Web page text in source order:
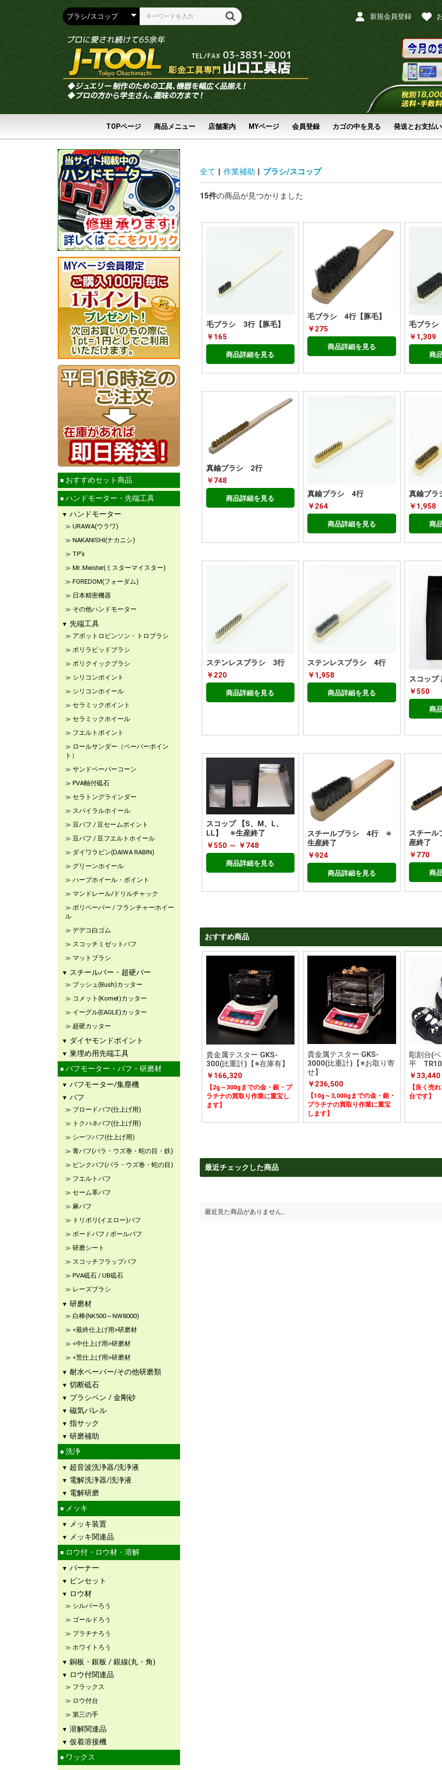
新規会員登録
TOPページ 商品メニュー 店舗案内 MYページ 会員登録 カゴの中を見る 発送とお支払い
おすすめセット商品
ハンドモーター・先端工具
ハンドモーター
URAWA(ウラワ)
NAKANISHI(ナカニシ)
TP's
Mr. Meister(ミスターマイスター)
FOREDOM(フォーダム)
日本精密機器
その他ハンドモーター
先端工具
アボットロビンソン・トロブラシ
ポリラピッドブラシ
ポリクイックブラシ
シリコンポイント
シリコンホイール
セラミックポイント
セラミックホイール
フエルトポイント
ロールサンダー（ペーパーポイン
ト）
サンドペーパーコーン
PVA軸付砥石
セラトングラインダー
スパイラルホイール
豆バフ / 豆セームポイント
豆バフ / 豆フエルトホイール
ダイワラビン(DAIWA RABIN)
グリーンホイール
ハープホイール・ポイント
マンドレール/ドリルチャック
ポリペーパー / フランチャーホイー
ル
デデコ白ゴム
スコッチミゼットバフ
マットブラシ
スチールバー・超硬バー
ブッシュ(Bush)カッター
コメット(Komet)カッター
イーグル(EAGLE)カッター
超硬カッター
ダイヤモンドポイント
巣埋め用先端工具
バフモーター・バフ・研磨材
バフモーター/集塵機
バフ
ブロードバフ(仕上げ用)
トクハネバフ(仕上げ用)
シーツバフ(仕上げ用)
青バフ(バラ・ウズ巻・蛇の目・鉄)
ピンクバフ(バラ・ウズ巻・蛇の目)
フエルトバフ
セーム革バフ
麻バフ
トリポリ(イエロー)バフ
ボードバフ / ボールバフ
研磨シート
スコッチフラップバフ
PVA砥石 / UB砥石
レーズブラシ
研磨材
白棒(NK500～NW8000)
<最終仕上げ用>研磨材
<中仕上げ用>研磨材
<荒仕上げ用>研磨材
耐水ペーパー/その他研磨類
切断砥石
ブラシペン / 金剛砂
磁気バレル
指サック
研磨補助
洗浄
超音波洗浄器/洗浄液
電解洗浄器/洗浄液
電解研磨
メッキ
メッキ装置
メッキ関連品
ロウ付・ロウ材・溶解
バーナー
ピンセット
ロウ材
シルバーろう
ゴールドろう
プラチナろう
ホワイトろう
銅板・銀板 / 銀線(丸・角)
ロウ付関連品
フラックス
ロウ付台
第三の手
溶解関連品
仮着溶接機
ワックス
全て | 作業補助 | ブラシ/スコップ
15件の商品が見つかりました
毛ブラシ 3行【豚毛】
￥165
商品詳細を見る
毛ブラシ 4行【豚毛】
￥275
商品詳細を見る
毛ブラシ
￥1,309
商
真鍮ブラシ 2行
￥748
商品詳細を見る
真鍮ブラシ 4行
￥264
商品詳細を見る
真鍮ブ
￥1,958
商
ステンレスブラシ 3行
￥220
商品詳細を見る
ステンレスブラシ 4行
￥1,958
商品詳細を見る
スコップ
￥550
商
スコップ 【S、M、L、
LL】 ※生産終了
￥550 ～ ￥748
商品詳細を見る
スチールブラシ 4行 ※
生産終了
￥924
商品詳細を見る
スチー
産終了
￥770
商
おすすめ商品
貴金属テスター GKS-
300(比重計)【※在庫有】
￥166,320
【2g～300gまでの金・銀・プ
ラチナの買取り作業に重宝し
ます】
貴金属テスター GKS-
3000(比重計)【※お取り寄
せ】
￥236,500
【10g～3,000gまでの金・銀・
プラチナの買取り作業に重宝
します】
彫刻台(
平
￥33,440
【良く売
台です】
最近チェックした商品
最近見た商品がありません。